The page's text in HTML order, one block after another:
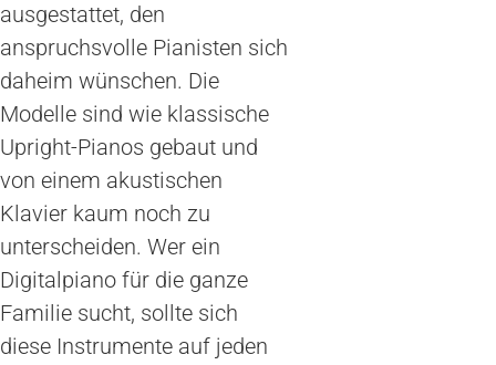
ausgestattet, den
anspruchsvolle Pianisten sich
daheim wünschen. Die
Modelle sind wie klassische
Upright-Pianos gebaut und
von einem akustischen
Klavier kaum noch zu
unterscheiden. Wer ein
Digitalpiano für die ganze
Familie sucht, sollte sich
diese Instrumente auf jeden